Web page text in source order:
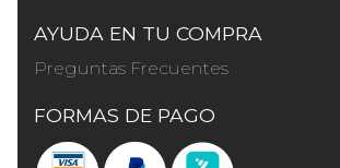
AYUDA EN TU COMPRA
Preguntas Frecuentes
FORMAS DE PAGO